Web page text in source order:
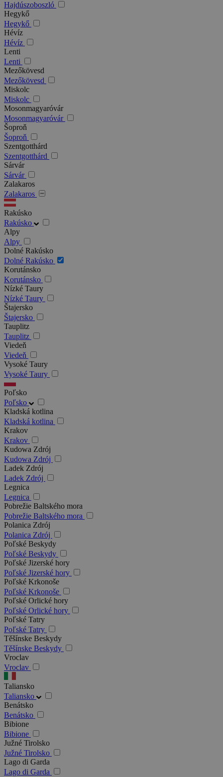
Hajdúszoboszló
Hegykő
Hegykő
Hévíz
Hévíz
Lenti
Lenti
Mezőkövesd
Mezőkövesd
Miskolc
Miskolc
Mosonmagyaróvár
Mosonmagyaróvár
Šoproň
Šoproň
Szentgotthárd
Szentgotthárd
Sárvár
Sárvár
Zalakaros
Zalakaros
Rakúsko
Rakúsko
Alpy
Alpy
Dolné Rakúsko
Dolné Rakúsko
Korutánsko
Korutánsko
Nízké Taury
Nízké Taury
Štajersko
Štajersko
Tauplitz
Tauplitz
Viedeň
Viedeň
Vysoké Taury
Vysoké Taury
Poľsko
Poľsko
Kladská kotlina
Kladská kotlina
Krakov
Krakov
Kudowa Zdrój
Kudowa Zdrój
Ladek Zdrój
Ladek Zdrój
Legnica
Legnica
Pobrežie Baltského mora
Pobrežie Baltského mora
Polanica Zdrój
Polanica Zdrój
Poľské Beskydy
Poľské Beskydy
Poľské Jizerské hory
Poľské Jizerské hory
Poľské Krkonoše
Poľské Krkonoše
Poľské Orlické hory
Poľské Orlické hory
Poľské Tatry
Poľské Tatry
Těšínske Beskydy
Těšínske Beskydy
Vroclav
Vroclav
Taliansko
Taliansko
Benátsko
Benátsko
Bibione
Bibione
Južné Tirolsko
Južné Tirolsko
Lago di Garda
Lago di Garda